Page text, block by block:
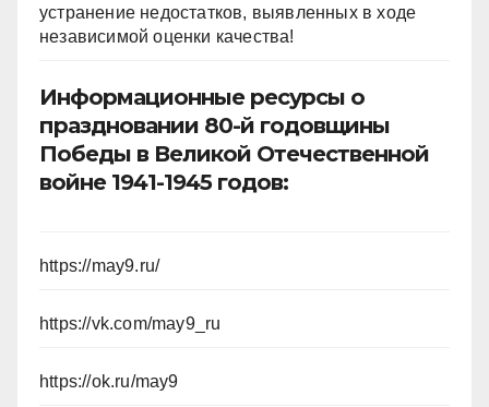
устранение недостатков, выявленных в ходе
независимой оценки качества!
Информационные ресурсы о
праздновании 80-й годовщины
Победы в Великой Отечественной
войне 1941-1945 годов:
https://may9.ru/
https://vk.com/may9_ru
https://ok.ru/may9